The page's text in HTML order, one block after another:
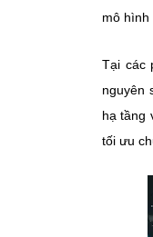
mô hình
Tại các
nguyên
hạ tầng
tối ưu